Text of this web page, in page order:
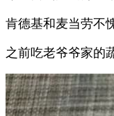
肯德基和麦当劳不
之前吃老爷爷家的